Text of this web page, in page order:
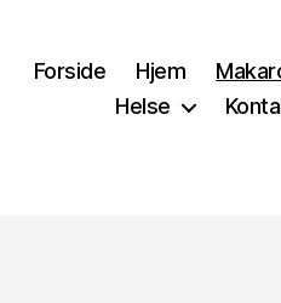
Forside Hjem
Helse